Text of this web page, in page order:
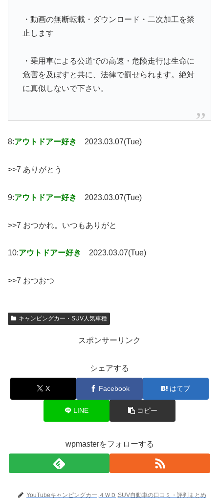
・動画の無断転載・ダウンロード・二次加工を禁
止します
・乗用車による公道での高速・危険走行は生命に
危害を及ぼすと共に、法律で罰せられます。絶対
に真似しないで下さい。
8:アウトドアー好き 2023.03.07(Tue)
>>7 ありがとう
9:アウトドアー好き 2023.03.07(Tue)
>>7 おつかれ。いつもありがと
10:アウトドアー好き 2023.03.07(Tue)
>>7 おつおつ
キャンピングカー・SUV人気車種
スポンサーリンク
シェアする
X Facebook はてブ
LINE コピー
wpmasterをフォローする
YouTubeキャンピングカー,４ＷＤ,SUV自動車の口コミ・評判まとめ